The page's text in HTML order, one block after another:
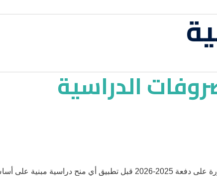
الدراسية